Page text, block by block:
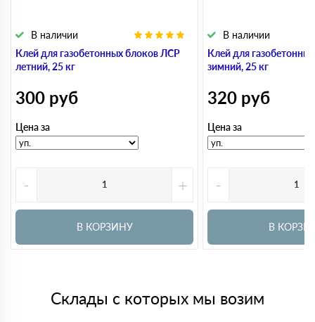
Клей для газобетонных блоков ЛСР
летний, 25 кг
В наличии
300 руб
Цена за
- +
В КОРЗИНУ
Клей для
зимний, 25 кг
В наличии
320 руб
Цена за
-
В
Склады с которых мы возим